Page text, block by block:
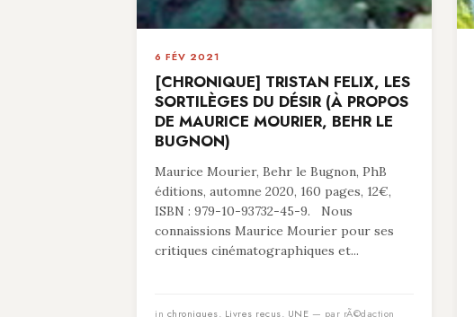
6 FÉV 2021
[CHRONIQUE] TRISTAN FELIX, LES
SORTILÈGES DU DÉSIR (À PROPOS
DE MAURICE MOURIER, BEHR LE
BUGNON)
Maurice Mourier, Behr le Bugnon, PhB
éditions, automne 2020, 160 pages, 12€,
ISBN : 979-10-93732-45-9. Nous
connaissions Maurice Mourier pour ses
critiques cinématographiques et...
in chroniques, Livres reçus, UNE — par rÃ©daction